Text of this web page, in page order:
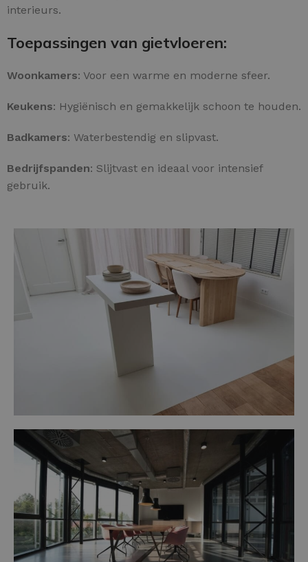
interieurs.
Toepassingen van gietvloeren:
Woonkamers: Voor een warme en moderne sfeer.
Keukens: Hygiënisch en gemakkelijk schoon te houden.
Badkamers: Waterbestendig en slipvast.
Bedrijfspanden: Slijtvast en ideaal voor intensief
gebruik.